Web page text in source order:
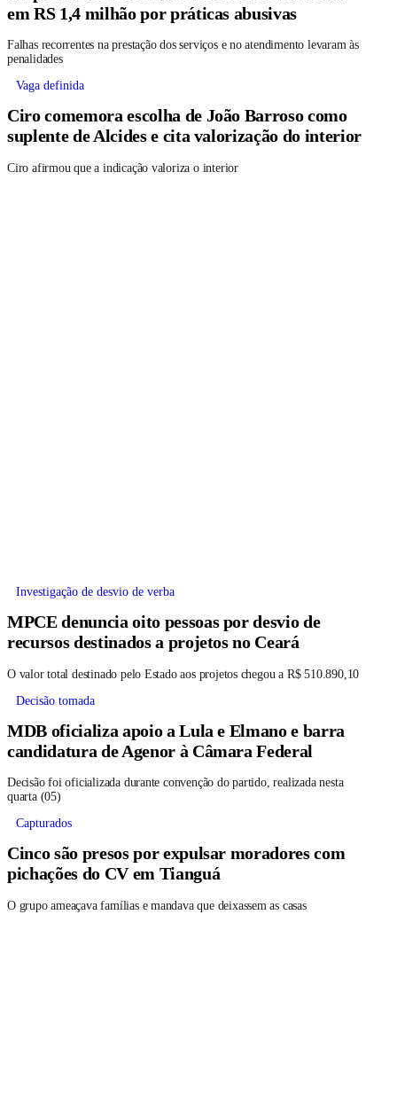
em RS 1,4 milhão por práticas abusivas
Falhas recorrentes na prestação dos serviços e no atendimento levaram às
penalidades
Vaga definida
Ciro comemora escolha de João Barroso como
suplente de Alcides e cita valorização do interior
Ciro afirmou que a indicação valoriza o interior
Investigação de desvio de verba
MPCE denuncia oito pessoas por desvio de
recursos destinados a projetos no Ceará
O valor total destinado pelo Estado aos projetos chegou a R$ 510.890,10
Decisão tomada
MDB oficializa apoio a Lula e Elmano e barra
candidatura de Agenor à Câmara Federal
Decisão foi oficializada durante convenção do partido, realizada nesta
quarta (05)
Capturados
Cinco são presos por expulsar moradores com
pichações do CV em Tianguá
O grupo ameaçava famílias e mandava que deixassem as casas